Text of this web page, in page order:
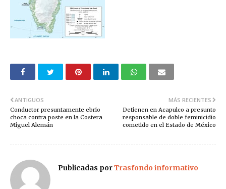
MÁS RECIENTES
Detienen en Acapulco a presunto
responsable de doble feminicidio
cometido en el Estado de México
ANTIGUOS
Conductor presuntamente ebrio
choca contra poste en la Costera
Miguel Alemán
Publicadas porTrasfondo informativo